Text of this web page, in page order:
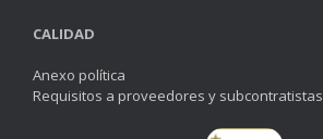
CALIDAD
Anexo política
Requisitos a proveedores y subcontratistas